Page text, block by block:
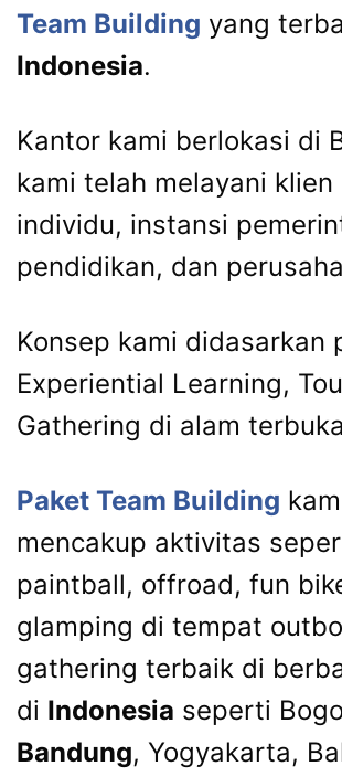
Team Building yang
Indonesia.
Kantor kami berlokasi di
kami telah melayani klien
individu, instansi
pendidikan, dan
Konsep kami didasarkan
Experiential Learning,
Gathering di alam
Paket Team Building
mencakup aktivitas
paintball, offroad, fun
glamping di tempat
gathering terbaik di
di Indonesia seperti
Bandung, Yogyakarta,